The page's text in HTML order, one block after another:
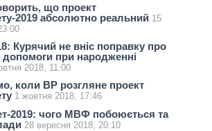
що проект
2019 абсолютно реальний 15
Курячий не вніс поправку про
при народженні
2018, 11:00
коли ВР розгляне проект
1 жовтня 2018, 17:46
2019: чого МВФ побоюється та
28 вересня 2018, 20:10